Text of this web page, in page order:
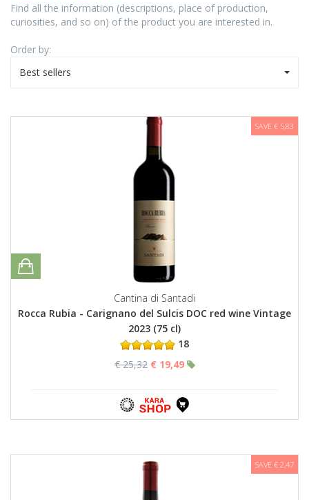
Find all the information (descriptions, place of production,
curiosities, and so on) of the product you are interested in.
Order by:
Best sellers
SAVE € 5,83
Cantina di Santadi
Rocca Rubia - Carignano del Sulcis DOC red wine Vintage
2023 (75 cl)
18
€ 25,32 € 19,49
SAVE € 2,47